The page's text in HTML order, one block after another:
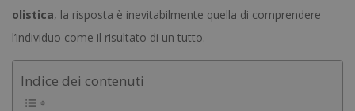
olistica, la risposta è inevitabilmente quella di comprendere
l’individuo come il risultato di un tutto.
Indice dei contenuti